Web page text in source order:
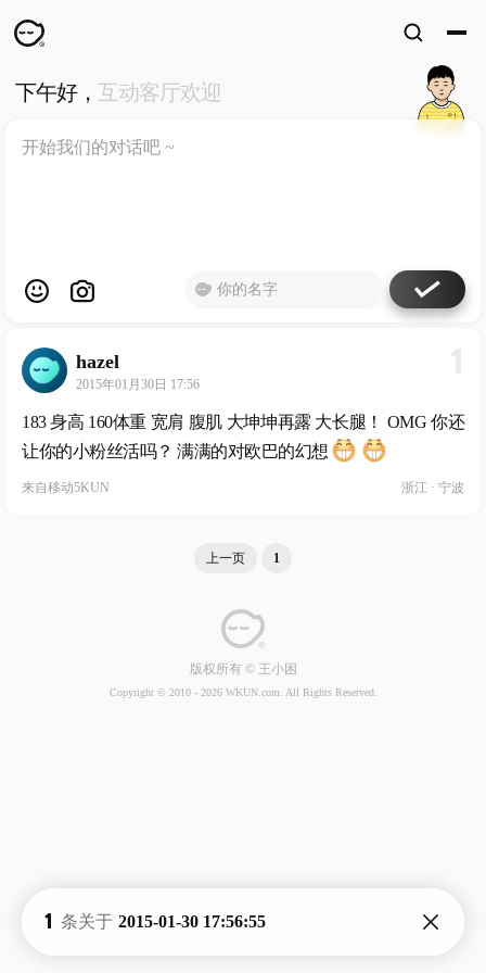
WKUN HOME
ABOUT ME
工作室
下午好， 互动客厅欢迎
hazel
2015年01月30日 17:56
183 身高 160体重 宽肩 腹肌 大坤坤再露 大长腿！ OMG 你还
让你的小粉丝活吗？ 满满的对欧巴的幻想
来自移动5KUN 浙江 · 宁波
1 条关于 2015-01-30 17:56:55
上一页 1
版权所有 © 王小困
Copyright © 2010 - 2026 WKUN.com. All Rights Reserved.